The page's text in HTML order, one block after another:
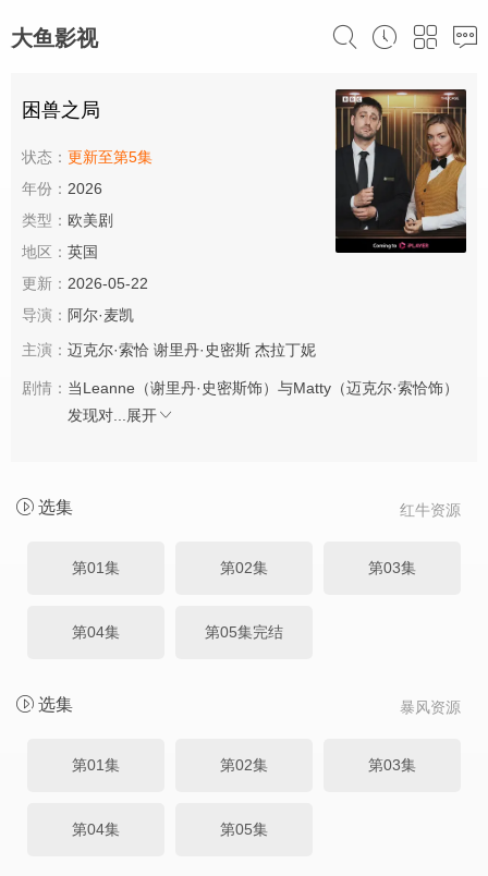
大鱼影视
困兽之局
状态： 更新至第5集
年份： 2026
类型： 欧美剧
地区： 英国
更新： 2026-05-22
导演： 阿尔·麦凯
主演： 迈克尔·索恰 谢里丹·史密斯 杰拉丁妮
剧情： 当Leanne（谢里丹·史密斯饰）与Matty（迈克尔·索恰饰）
发现对...
展开
红牛资源
选集
第01集 第02集 第03集
第04集 第05集完结
暴风资源
选集
第01集 第02集 第03集
第04集 第05集